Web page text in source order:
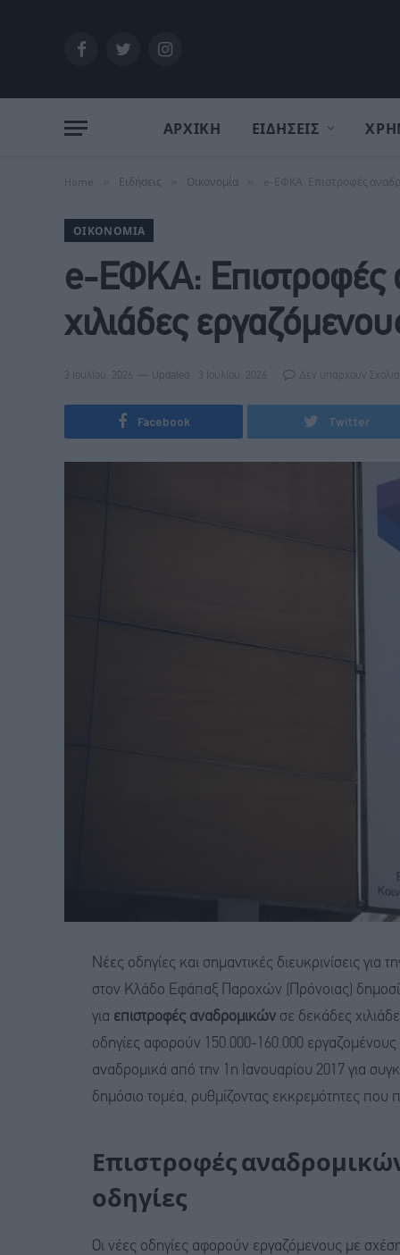
FacebookTwitterInstagram
ΑΡΧΙΚΗ ΕΙΔΗΣΕΙΣ
Home Ειδήσεις Οικονομία e-ΕΦΚΑ: Επιστροφές
ΟΙΚΟΝΟΜΊΑ
e-ΕΦΚΑ: Επιστροφές
χιλιάδες
3 Ιουλίου, 2026 Updated: 3 Ιουλίου, 2026 Δεν υπάρχουν Σχόλια
Facebook Twitter
Νέες οδηγίες και σημαντικές διευκρινίσεις
στον Κλάδο Εφάπαξ Παροχών (Πρόνοιας)
για επιστροφές αναδρομικών σε δεκάδες
οδηγίες αφορούν 150.000-160.000
αναδρομικά από την 1η Ιανουαρίου 2017 για
δημόσιο τομέα, ρυθμίζοντας εκκρεμότητες που
Επιστροφές
οδηγίες
Οι νέες οδηγίες αφορούν εργαζόμενους με